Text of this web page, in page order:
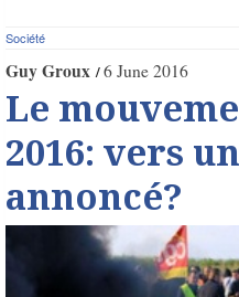
Société
Guy Groux 6 June 2016
Le
2016: vers
annoncé?